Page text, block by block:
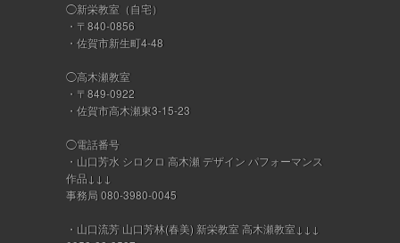
◯新栄教室（自宅）
・〒840-0856
・佐賀市新生町4-48
◯高木瀬教室
・〒849-0922
・佐賀市高木瀬東3-15-23
◯電話番号
・山口芳水 シロクロ 高木瀬 デザイン パフォーマンス
作品↓↓↓
事務局 080-3980-0045
・山口流芳 山口芳林(春美) 新栄教室 高木瀬教室↓↓↓